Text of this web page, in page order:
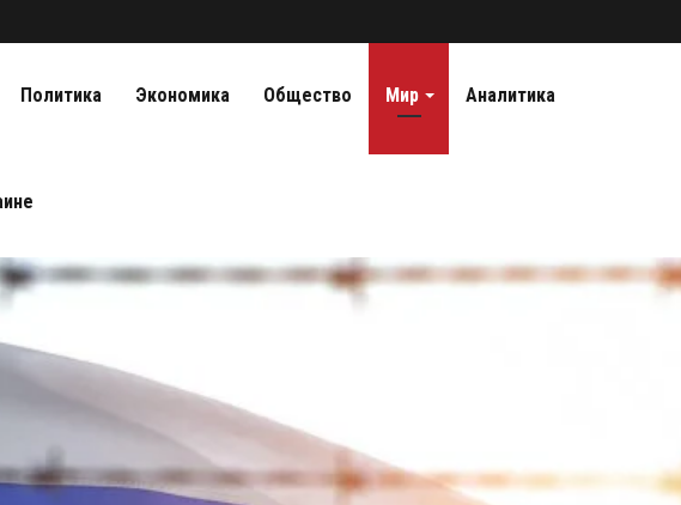
Политика Экономика Общество Мир Аналитика